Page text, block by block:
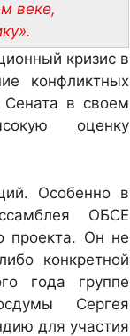
веке,
кризис в
конфликтных
Сената в своем
оценку
Особенно в
ОБСЕ
проекта. Он не
конкретной
года группе
Сергея
для участия